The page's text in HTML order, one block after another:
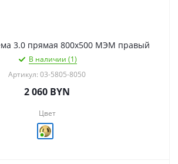
Сунержа Богема 3.0 прямая 800х500 МЭМ правый
В наличии (1)
Артикул: 03-5805-8050
2 060 BYN
Цвет